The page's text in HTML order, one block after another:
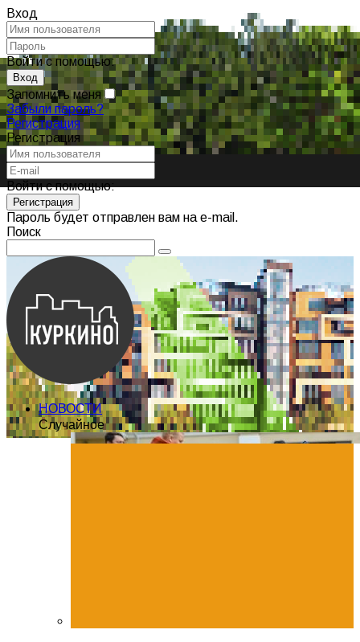
Вход
Войти с помощью:
Запомнить меня
Забыли пароль?
Регистрация
Регистрация
Войти с помощью:
Пароль будет отправлен вам на e-mail.
Поиск
НОВОСТИ
Случайное